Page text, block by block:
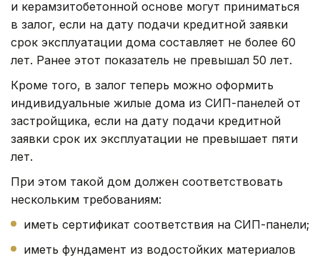
и керамзитобетонной основе могут приниматься
в залог, если на дату подачи кредитной заявки
срок эксплуатации дома составляет не более 60
лет. Ранее этот показатель не превышал 50 лет.
Кроме того, в залог теперь можно оформить
индивидуальные жилые дома из СИП-панелей от
застройщика, если на дату подачи кредитной
заявки срок их эксплуатации не превышает пяти
лет.
При этом такой дом должен соответствовать
нескольким требованиям:
иметь сертификат соответствия на СИП-панели;
иметь фундамент из водостойких материалов